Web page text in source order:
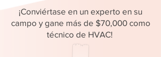
¡Conviértase en un experto en su
campo y gane más de $70,000 como
técnico de HVAC!